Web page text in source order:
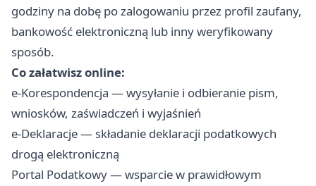
godziny na dobę po zalogowaniu przez profil zaufany,
bankowość elektroniczną lub inny weryfikowany
sposób.
Co załatwisz online:
e-Korespondencja — wysyłanie i odbieranie pism,
wniosków, zaświadczeń i wyjaśnień
e-Deklaracje — składanie deklaracji podatkowych
drogą elektroniczną
Portal Podatkowy — wsparcie w prawidłowym